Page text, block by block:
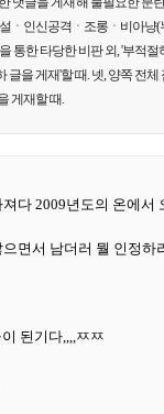
ㆍ인신공격ㆍ조롱ㆍ비아냥
통한 타당한 비판 외, '부적
글을 게재'할 때. 넷, 양쪽 전
게재할 때.
다 2009년도의 온에
면서 남더러 뭘 인정하
된기다,,,,ㅉㅉ